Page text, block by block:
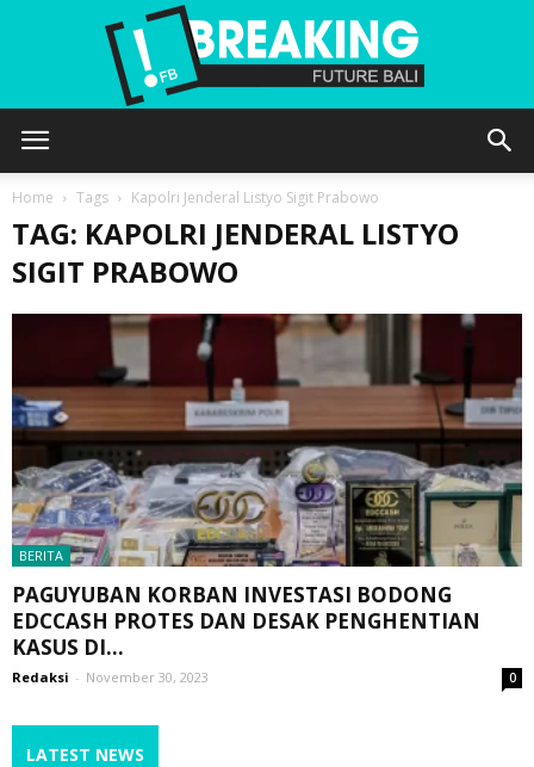
Home Tags Kapolri Jenderal Listyo Sigit Prabowo
TAG: KAPOLRI JENDERAL LISTYO
SIGIT PRABOWO
BERITA
PAGUYUBAN KORBAN INVESTASI BODONG
EDCCASH PROTES DAN DESAK PENGHENTIAN
KASUS DI...
Redaksi - November 30, 2023 0
LATEST NEWS